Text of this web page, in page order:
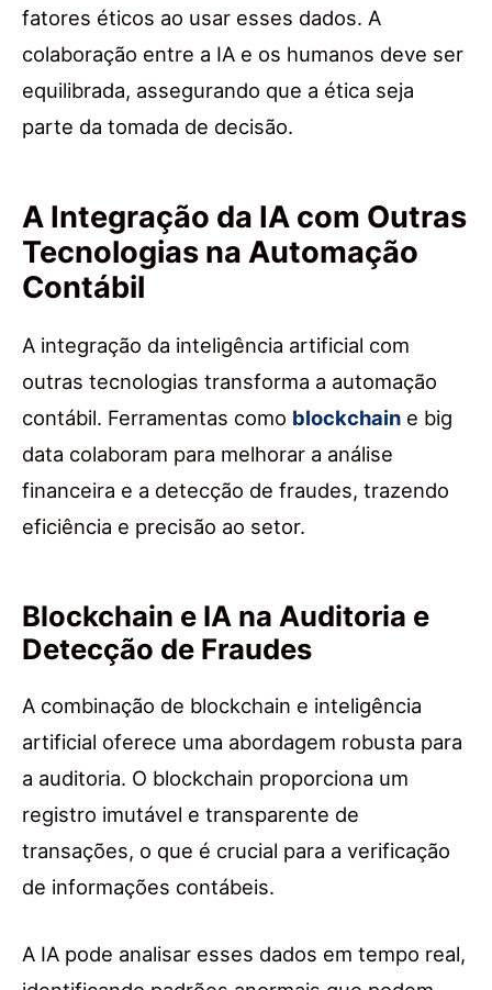
fatores éticos ao usar esses dados. A
colaboração entre a IA e os humanos deve ser
equilibrada, assegurando que a ética seja
parte da tomada de decisão.
A Integração da IA com Outras
Tecnologias na Automação
Contábil
A integração da inteligência artificial com
outras tecnologias transforma a automação
contábil. Ferramentas como blockchain e big
data colaboram para melhorar a análise
financeira e a detecção de fraudes, trazendo
eficiência e precisão ao setor.
Blockchain e IA na Auditoria e
Detecção de Fraudes
A combinação de blockchain e inteligência
artificial oferece uma abordagem robusta para
a auditoria. O blockchain proporciona um
registro imutável e transparente de
transações, o que é crucial para a verificação
de informações contábeis.
A IA pode analisar esses dados em tempo real,